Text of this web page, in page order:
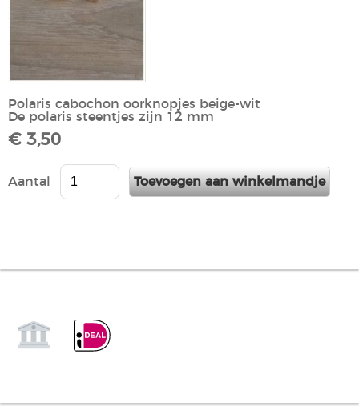
Polaris cabochon oorknopjes beige-wit
De polaris steentjes zijn 12 mm
€ 3,50
Aantal